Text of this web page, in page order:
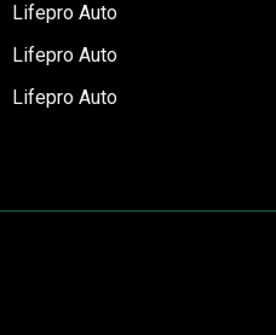
Lifepro Auto
Lifepro Auto
Lifepro Auto